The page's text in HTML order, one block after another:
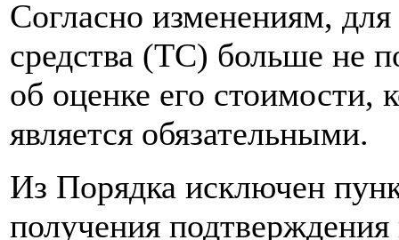
Согласно изменениям,
средства (ТС) больше не
об оценке его стоимости,
является обязательными.
Из Порядка исключен
получения